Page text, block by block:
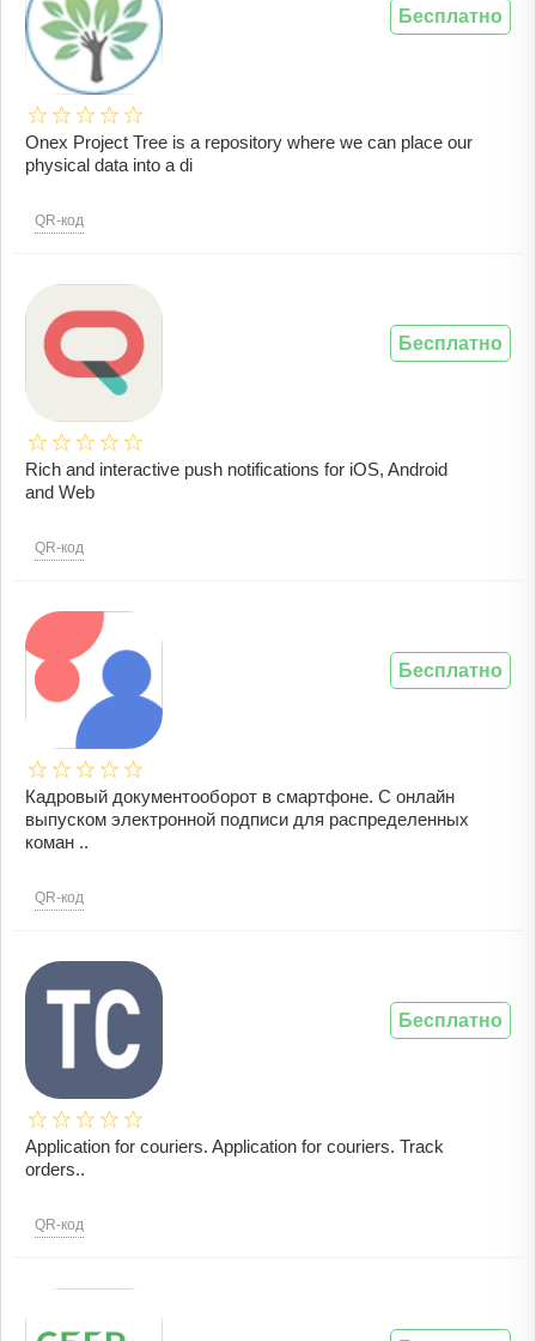
Onex Project Tree is a repository where we can place our
physical data into a di
QR-код
Бесплатно
Rich and interactive push notifications for iOS, Android
and Web
QR-код
Бесплатно
Кадровый документооборот в смартфоне. С онлайн
выпуском электронной подписи для распределенных
коман ..
QR-код
Бесплатно
Application for couriers. Application for couriers. Track
orders..
QR-код
Бесплатно